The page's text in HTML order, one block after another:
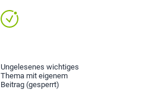
Ungelesenes wichtiges
Thema mit eigenem
Beitrag (gesperrt)